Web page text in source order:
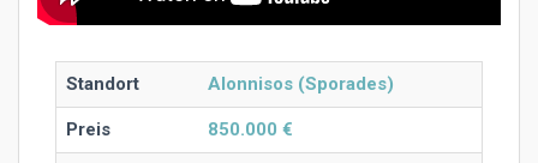
Standort Alonnisos (Sporades)
Preis 850.000 €